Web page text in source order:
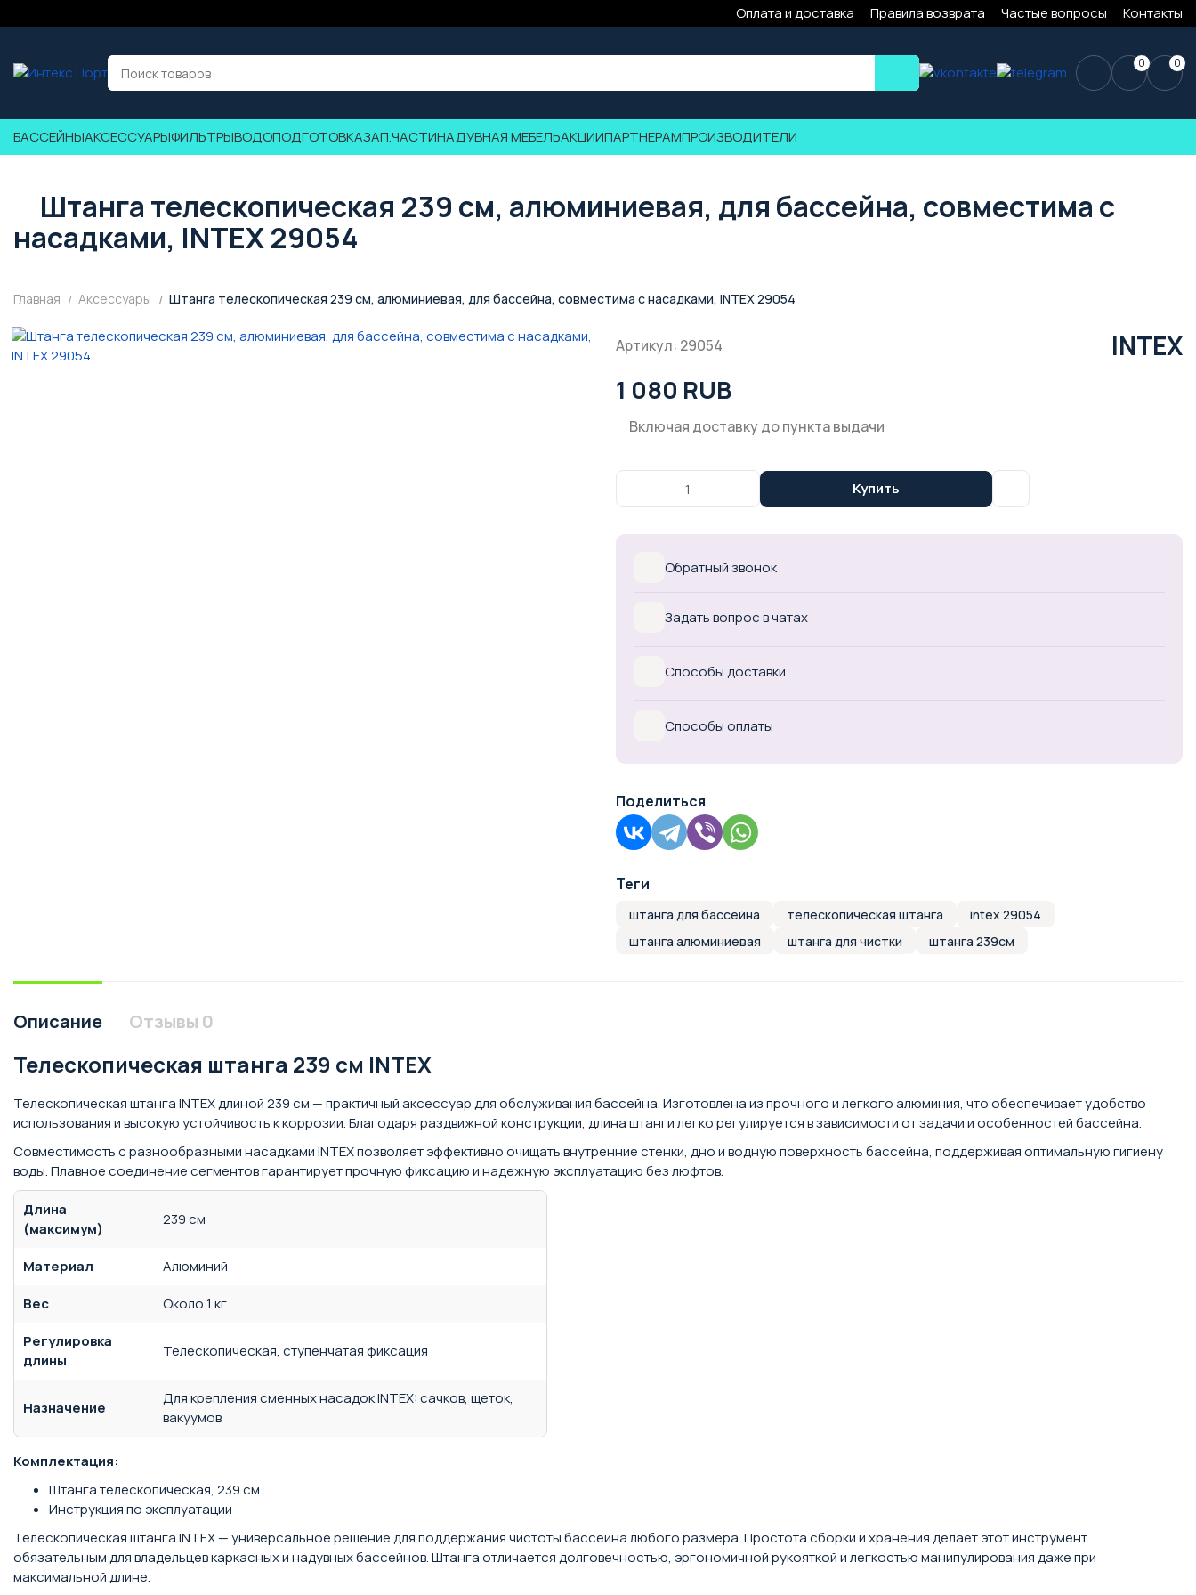
Оплата и доставка Правила возврата Частые вопросы Контакты
0 0
БАССЕЙНЫАКСЕССУАРЫФИЛЬТРЫВОДОПОДГОТОВКАЗАП.ЧАСТИНАДУВНАЯ МЕБЕЛЬАКЦИИПАРТНЕРАМПРОИЗВОДИТЕЛИ
Штанга телескопическая 239 см, алюминиевая, для бассейна, совместима с
насадками, INTEX 29054
Главная Аксессуары Штанга телескопическая 239 см, алюминиевая, для бассейна, совместима с насадками, INTEX 29054
Артикул: 29054 INTEX
1 080 RUB
Включая доставку до пункта выдачи
Купить
Обратный звонок
Задать вопрос в чатах
Способы доставки
Способы оплаты
Поделиться
Теги
штанга для бассейна телескопическая штанга
intex 29054
штанга алюминиевая
штанга для чистки штанга 239см
Описание Отзывы 0
Телескопическая штанга 239 см INTEX
Телескопическая штанга INTEX длиной 239 см — практичный аксессуар для обслуживания бассейна. Изготовлена из прочного и легкого алюминия, что обеспечивает удобство
использования и высокую устойчивость к коррозии. Благодаря раздвижной конструкции, длина штанги легко регулируется в зависимости от задачи и особенностей бассейна.
Совместимость с разнообразными насадками INTEX позволяет эффективно очищать внутренние стенки, дно и водную поверхность бассейна, поддерживая оптимальную гигиену
воды. Плавное соединение сегментов гарантирует прочную фиксацию и надежную эксплуатацию без люфтов.
Длина
(максимум)
239 см
Материал
Алюминий
Вес
Около 1 кг
Регулировка
длины
Телескопическая, ступенчатая фиксация
Назначение
Для крепления сменных насадок INTEX: сачков, щеток,
вакуумов
Комплектация:
Штанга телескопическая, 239 см
Инструкция по эксплуатации
Телескопическая штанга INTEX — универсальное решение для поддержания чистоты бассейна любого размера. Простота сборки и хранения делает этот инструмент
обязательным для владельцев каркасных и надувных бассейнов. Штанга отличается долговечностью, эргономичной рукояткой и легкостью манипулирования даже при
максимальной длине.